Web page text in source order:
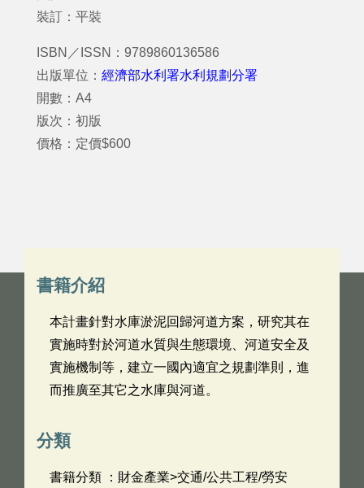
裝訂：平裝
ISBN／ISSN：9789860136586
出版單位： 經濟部水利署水利規劃分署
開數：A4
版次：初版
價格：定價$600
書籍介紹
本計畫針對水庫淤泥回歸河道方案，研究其在
實施時對於河道水質與生態環境、河道安全及
實施機制等，建立一國內適宜之規劃準則，進
而推廣至其它之水庫與河道。
分類
書籍分類 ：財金產業>交通/公共工程/勞安